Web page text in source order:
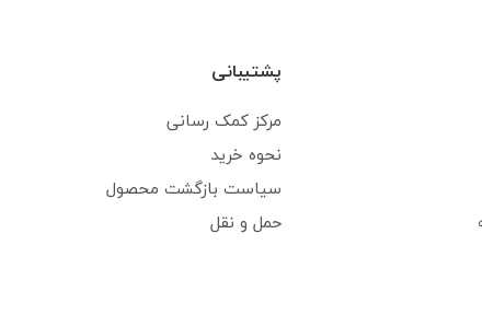
پشتیبانی
مرکز کمک رسانی
نحوه خرید
سیاست بازگشت محصول
حمل و نقل